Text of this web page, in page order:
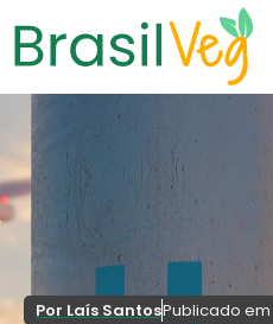
Por Laís SantosPublicado em